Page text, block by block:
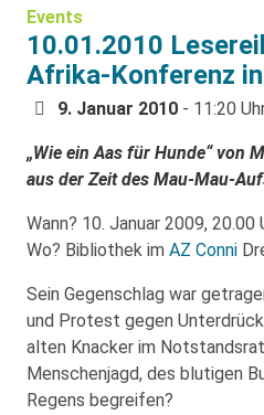
Events
10.01.2010
Afrika-Konferenz
9. Januar 2010 - 11:20
„Wie ein Aas für Hunde“ von
aus der Zeit des Mau-Mau-
Wann? 10. Januar 2009, 20.00
Wo? Bibliothek im AZ Conni
Sein Gegenschlag war
und Protest gegen
alten Knacker im
Menschenjagd, des blutigen
Regens begreifen?